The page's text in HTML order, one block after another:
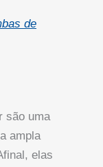
de
são uma
ampla
elas